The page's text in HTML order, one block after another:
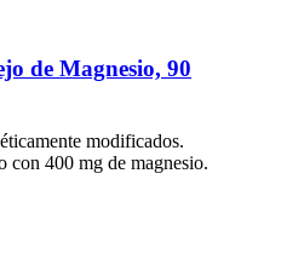
de Magnesio, 90
modificados.
con 400 mg de magnesio.